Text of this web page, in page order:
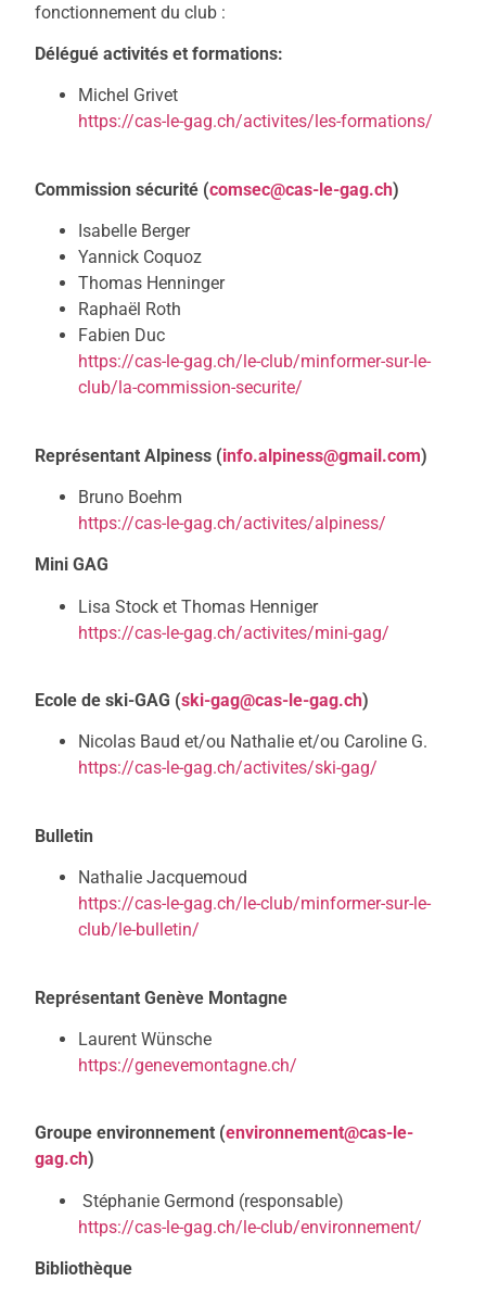
fonctionnement du club :
Délégué activités et formations:
Michel Grivet
https://cas-le-gag.ch/activites/les-formations/
Commission sécurité (comsec@cas-le-gag.ch)
Isabelle Berger
Yannick Coquoz
Thomas Henninger
Raphaël Roth
Fabien Duc
https://cas-le-gag.ch/le-club/minformer-sur-le-
club/la-commission-securite/
Représentant Alpiness (info.alpiness@gmail.com)
Bruno Boehm
https://cas-le-gag.ch/activites/alpiness/
Mini GAG
Lisa Stock et Thomas Henniger
https://cas-le-gag.ch/activites/mini-gag/
Ecole de ski-GAG (ski-gag@cas-le-gag.ch)
Nicolas Baud et/ou Nathalie et/ou Caroline G.
https://cas-le-gag.ch/activites/ski-gag/
Bulletin
Nathalie Jacquemoud
https://cas-le-gag.ch/le-club/minformer-sur-le-
club/le-bulletin/
Représentant Genève Montagne
Laurent Wünsche
https://genevemontagne.ch/
Groupe environnement (environnement@cas-le-
gag.ch)
Stéphanie Germond (responsable)
https://cas-le-gag.ch/le-club/environnement/
Bibliothèque